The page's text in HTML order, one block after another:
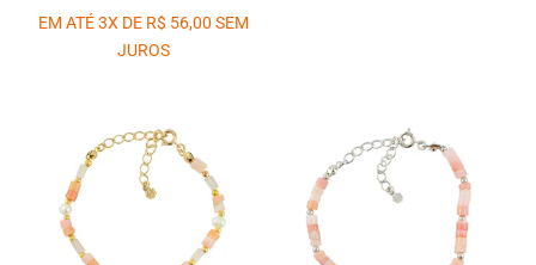
EM ATÉ 3X DE R$ 56,00 SEM
JUROS